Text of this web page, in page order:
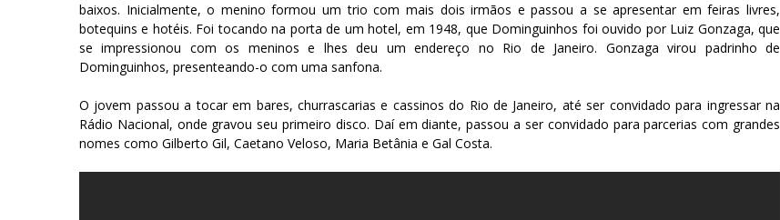
baixos. Inicialmente, o menino formou um trio com mais dois irmãos e passou a se apresentar em feiras livres,
botequins e hotéis. Foi tocando na porta de um hotel, em 1948, que Dominguinhos foi ouvido por Luiz Gonzaga, que
se impressionou com os meninos e lhes deu um endereço no Rio de Janeiro. Gonzaga virou padrinho de
Dominguinhos, presenteando-o com uma sanfona.
O jovem passou a tocar em bares, churrascarias e cassinos do Rio de Janeiro, até ser convidado para ingressar na
Rádio Nacional, onde gravou seu primeiro disco. Daí em diante, passou a ser convidado para parcerias com grandes
nomes como Gilberto Gil, Caetano Veloso, Maria Betânia e Gal Costa.